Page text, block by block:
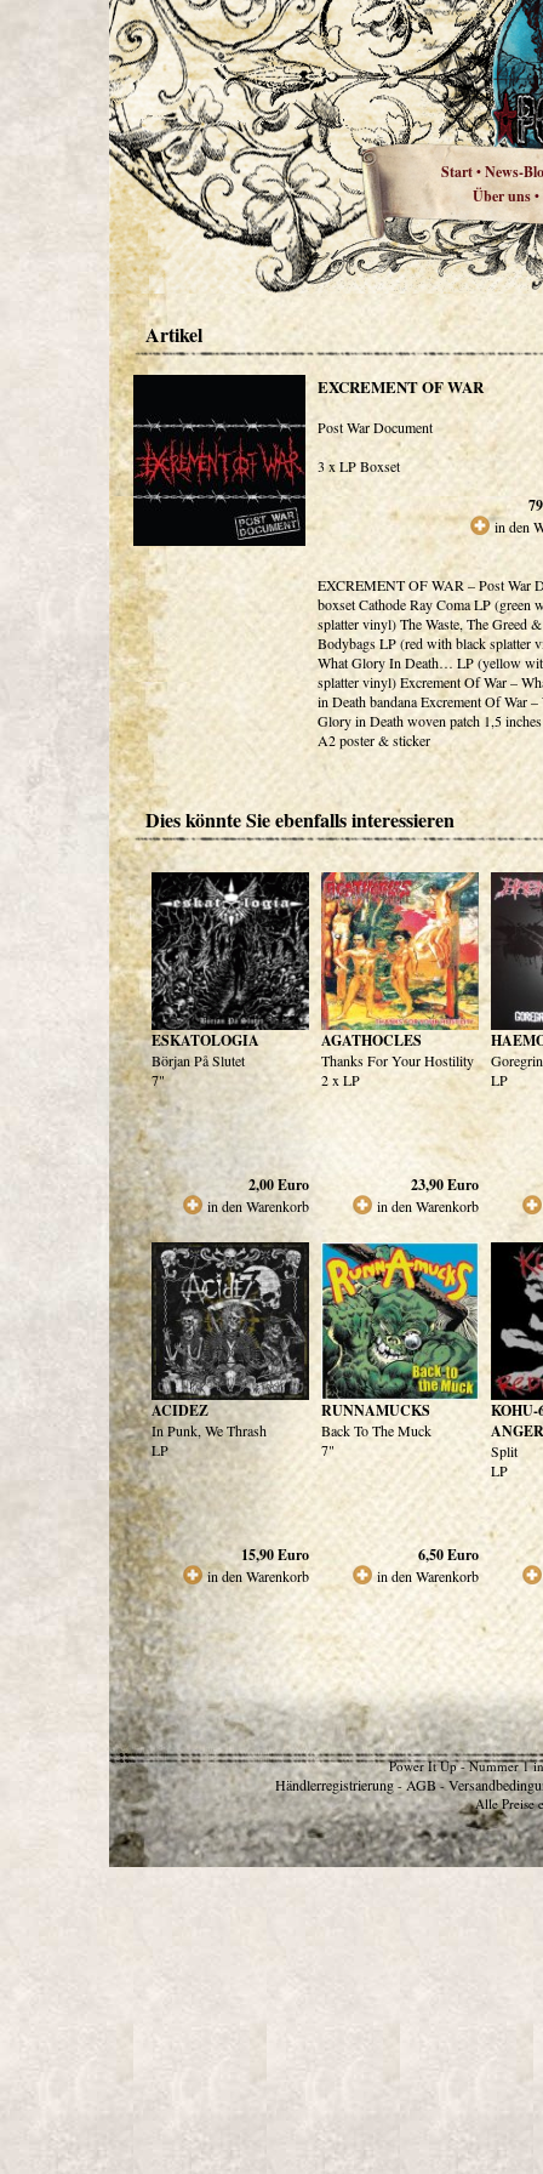
Start•News-
Über uns•
Artikel
EXCREMENT OF WAR
Post War Document
3 x LP Boxset
in den
EXCREMENT OF WAR – Post War
boxset Cathode Ray Coma LP (green
splatter vinyl) The Waste, The Greed
Bodybags LP (red with black splatter
What Glory In Death… LP (yellow
splatter vinyl) Excrement Of War –
in Death bandana Excrement Of War –
Glory in Death woven patch 1,5
A2 poster & sticker
Dies könnte Sie ebenfalls interessieren
ESKATOLOGIA
Början På Slutet
7"
2,00Euro
in den Warenkorb
AGATHOCLES
Thanks For Your Hostility
2 x LP
23,90Euro
in den Warenkorb
LP
ACIDEZ
In Punk, We Thrash
LP
15,90Euro
in den Warenkorb
RUNNAMUCKS
Back To The Muck
7"
6,50Euro
in den Warenkorb
KOHU-
ANGER
Split
LP
Power It Up - Nummer 1
Händlerregistrierung - AGB -
Alle Preise